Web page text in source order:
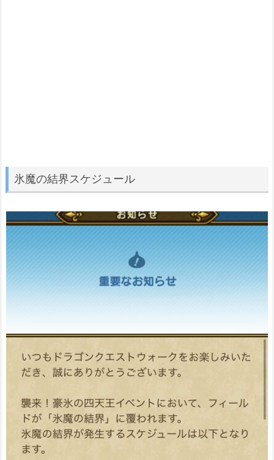
氷魔の結界スケジュール